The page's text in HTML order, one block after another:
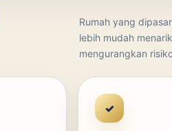
Rumah yang
lebih mudah
mengurangkan
✓